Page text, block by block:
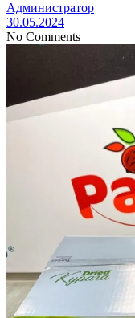
Администратор
30.05.2024
No Comments